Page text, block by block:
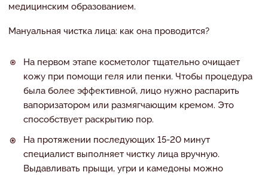
медицинским образованием.
Мануальная чистка лица: как она проводится?
На первом этапе косметолог тщательно очищает
кожу при помощи геля или пенки. Чтобы процедура
была более эффективной, лицо нужно распарить
вапоризатором или размягчающим кремом. Это
способствует раскрытию пор.
На протяжении последующих 15-20 минут
специалист выполняет чистку лица вручную.
Выдавливать прыщи, угри и камедоны можно